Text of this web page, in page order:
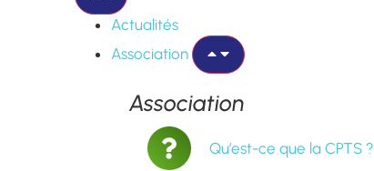
Actualités
Association
Association
Qu’est-ce que la CPTS ?